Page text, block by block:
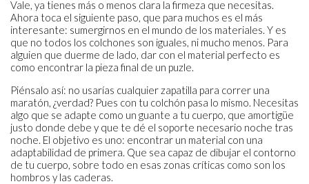
Vale, ya tienes más o menos clara la firmeza que necesitas.
Ahora toca el siguiente paso, que para muchos es el más
interesante: sumergirnos en el mundo de los materiales. Y es
que no todos los colchones son iguales, ni mucho menos. Para
alguien que duerme de lado, dar con el material perfecto es
como encontrar la pieza final de un puzle.
Piénsalo así: no usarías cualquier zapatilla para correr una
maratón, ¿verdad? Pues con tu colchón pasa lo mismo. Necesitas
algo que se adapte como un guante a tu cuerpo, que amortigüe
justo donde debe y que te dé el soporte necesario noche tras
noche. El objetivo es uno: encontrar un material con una
adaptabilidad de primera. Que sea capaz de dibujar el contorno
de tu cuerpo, sobre todo en esas zonas críticas como son los
hombros y las caderas.